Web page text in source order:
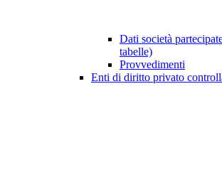
Dati società
tabelle)
Provvedimenti
Enti di diritto privato